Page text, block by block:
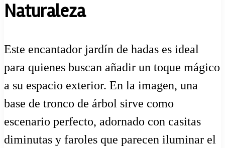
Naturaleza
Este encantador jardín de hadas es ideal
para quienes buscan añadir un toque mágico
a su espacio exterior. En la imagen, una
base de tronco de árbol sirve como
escenario perfecto, adornado con casitas
diminutas y faroles que parecen iluminar el